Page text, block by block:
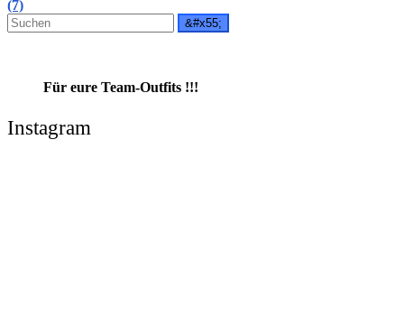
Für eure Team-Outfits !!!
Instagram